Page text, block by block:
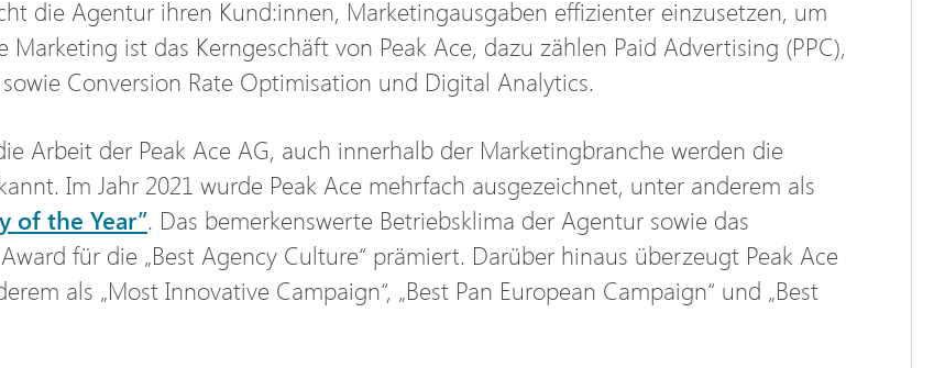
die Agentur ihren Kund:innen, Marketingausgaben effizienter einzusetzen, um
ist das Kerngeschäft von Peak Ace, dazu zählen Paid Advertising (PPC),
Conversion Rate Optimisation und Digital Analytics.
Arbeit der Peak Ace AG, auch innerhalb der Marketingbranche werden die
Im Jahr 2021 wurde Peak Ace mehrfach ausgezeichnet, unter anderem als
of the Year”. Das bemerkenswerte Betriebsklima der Agentur sowie das
für die „Best Agency Culture“ prämiert. Darüber hinaus überzeugt Peak Ace
als „Most Innovative Campaign“, „Best Pan European Campaign“ und „Best